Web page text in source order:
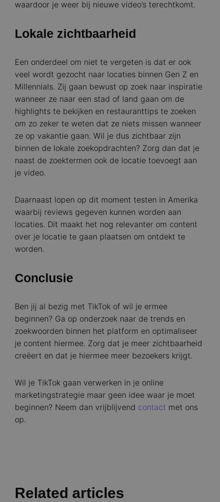
waardoor je weer bij nieuwe video’s terechtkomt.
Lokale zichtbaarheid
Een onderdeel om niet te vergeten is dat er ook
veel wordt gezocht naar locaties binnen Gen Z en
Millennials. Zij gaan bewust op zoek naar inspiratie
wanneer ze naar een stad of land gaan om de
highlights te bekijken en restauranttips te zoeken
om zo zeker te weten dat ze niets missen wanneer
ze op vakantie gaan. Wil je dus zichtbaar zijn
binnen de lokale zoekopdrachten? Zorg dan dat je
naast de zoektermen ook de locatie toevoegt aan
je video.
Daarnaast lopen op dit moment testen in Amerika
waarbij reviews gegeven kunnen worden aan
locaties. Dit maakt het nog relevanter om content
over je locatie te gaan plaatsen om ontdekt te
worden.
Conclusie
Ben jij al bezig met TikTok of wil je ermee
beginnen? Ga op onderzoek naar de trends en
zoekwoorden binnen het platform en optimaliseer
je content hiermee. Zorg dat je meer zichtbaarheid
creëert en dat je hiermee meer bezoekers krijgt.
Wil je TikTok gaan verwerken in je online
marketingstrategie maar geen idee waar je moet
beginnen? Neem dan vrijblijvend contact met ons
op.
Related articles